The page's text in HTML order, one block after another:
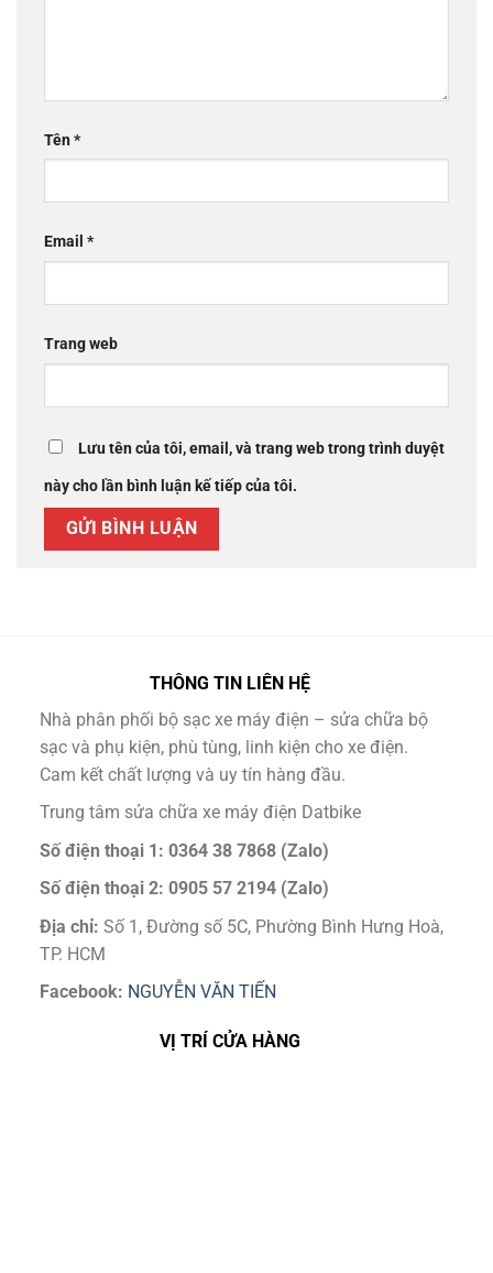
Tên*
Email *
Trang web
Lưu tên của tôi, email, và trang web trong trình duyệt
này cho lần bình luận kế tiếp của tôi.
THÔNG TIN LIÊN HỆ
Nhà phân phối bộ sạc xe máy điện – sửa chữa bộ
sạc và phụ kiện, phù tùng, linh kiện cho xe điện.
Cam kết chất lượng và uy tín hàng đầu.
Trung tâm sửa chữa xe máy điện Datbike
Số điện thoại 1: 0364 38 7868 (Zalo)
Số điện thoại 2: 0905 57 2194 (Zalo)
Địa chỉ: Số 1, Đường số 5C, Phường Bình Hưng Hoà,
TP. HCM
Facebook: NGUYỄN VĂN TIẾN
VỊ TRÍ CỬA HÀNG